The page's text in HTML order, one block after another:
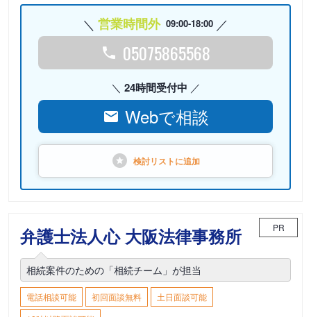
営業時間外 09:00-18:00
05075865568
24時間受付中
Webで相談
検討リストに追加
弁護士法人心 大阪法律事務所 PR
相続案件のための「相続チーム」が担当
電話相談可能 初回面談無料
土日面談可能